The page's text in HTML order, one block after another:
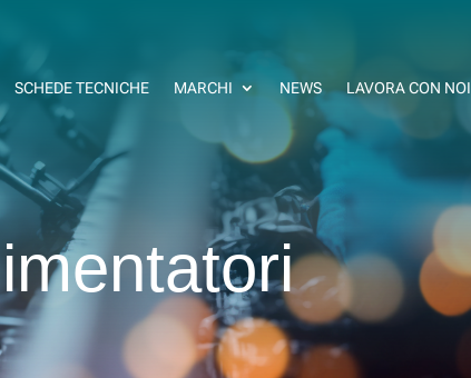
SCHEDE TECNICHE MARCHI NEWS LAVORA CON NOI